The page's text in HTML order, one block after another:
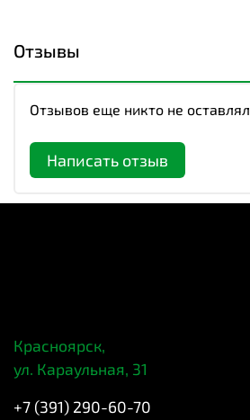
Отзывы
Отзывов еще никто не оставлял
Написать отзыв
Красноярск,
ул. Караульная, 31
+7 (391) 290-60-70